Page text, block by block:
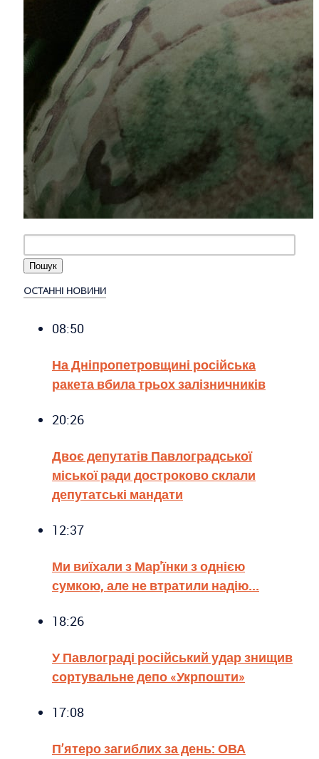
ОСТАННІ НОВИНИ
08:50
На Дніпропетровщині російська
ракета вбила трьох залізничників
20:26
Двоє депутатів Павлоградської
міської ради достроково склали
депутатські мандати
12:37
Ми виїхали з Мар'їнки з однією
сумкою, але не втратили надію...
18:26
У Павлограді російський удар знищив
сортувальне депо «Укрпошти»
17:08
П’ятеро загиблих за день: ОВА